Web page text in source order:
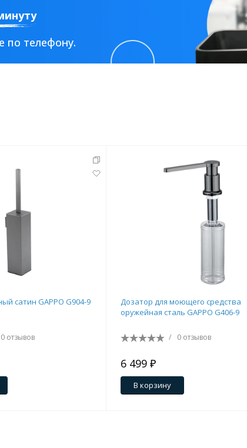
по телефону.
сатин GAPPO G904-9
0 отзывов
Дозатор для моющего средства
оружейная сталь GAPPO G406-9
/ 0 отзывов
6 499 ₽
В корзину